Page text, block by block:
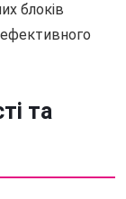
блоків
та